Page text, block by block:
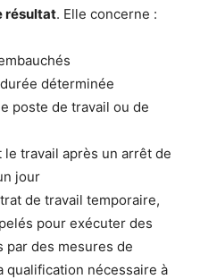
résultat. Elle concerne :
déterminée
poste de travail ou de
travail après un arrêt de
jour
de travail temporaire,
pour exécuter des
par des mesures de
qualification nécessaire à